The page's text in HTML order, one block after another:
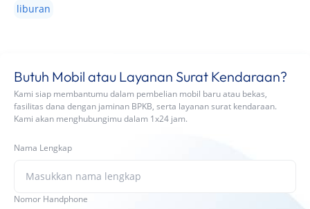
liburan
Butuh Mobil atau Layanan Surat Kendaraan?
Kami siap membantumu dalam pembelian mobil baru atau bekas,
fasilitas dana dengan jaminan BPKB, serta layanan surat kendaraan.
Kami akan menghubungimu dalam 1x24 jam.
Nama Lengkap
Nomor Handphone